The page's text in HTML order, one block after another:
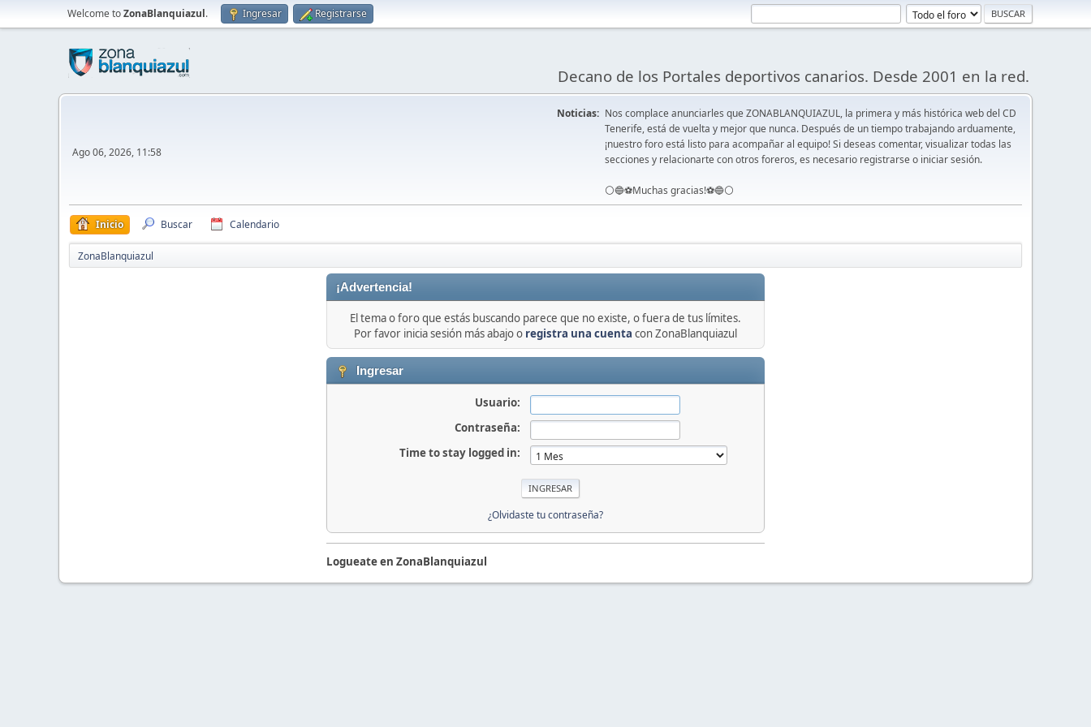
Welcome toZonaBlanquiazul. Ingresar Registrarse
Decano de los Portales deportivos canarios. Desde 2001 en la red.
Ago 06, 2026, 11:58
Noticias: Nos complace anunciarles que ZONABLANQUIAZUL, la primera y más histórica web del CD
Tenerife, está de vuelta y mejor que nunca. Después de un tiempo trabajando arduamente,
¡nuestro foro está listo para acompañar al equipo! Si deseas comentar, visualizar todas las
secciones y relacionarte con otros foreros, es necesario registrarse o iniciar sesión.
⚪️🔵⚽️Muchas gracias!⚽️🔵⚪️
Inicio Buscar Calendario
ZonaBlanquiazul
¡Advertencia!
El tema o foro que estás buscando parece que no existe, o fuera de tus límites.
Por favor inicia sesión más abajo o registra una cuenta con ZonaBlanquiazul
Ingresar
Usuario:
Contraseña:
Time to stay logged in:
¿Olvidaste tu contraseña?
Logueate en ZonaBlanquiazul